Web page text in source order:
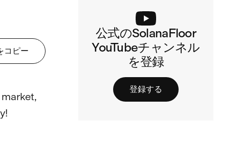
コピー
公式のSolanaFloor
YouTubeチャンネル
を登録
登録する